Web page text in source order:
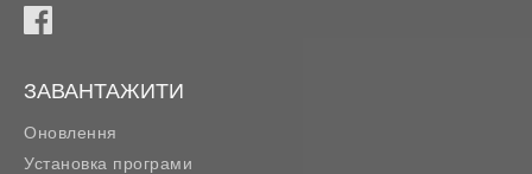
ЗАВАНТАЖИТИ
Оновлення
Установка програми